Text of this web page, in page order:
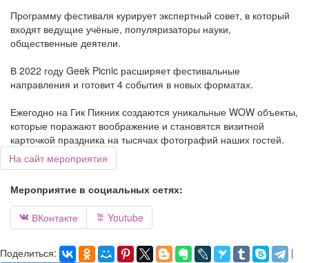
Программу фестиваля курирует экспертный совет, в который
входят ведущие учёные, популяризаторы науки,
общественные деятели.
В 2022 году Geek Picnic расширяет фестивальные
направления и готовит 4 события в новых форматах.
Ежегодно на Гик Пикник создаются уникальные WOW объекты,
которые поражают воображение и становятся визитной
карточкой праздника на тысячах фотографий наших гостей.
На сайт мероприятия
Мероприятие в социальных сетях:
 ВКонтакте  Youtube
Поделиться: |